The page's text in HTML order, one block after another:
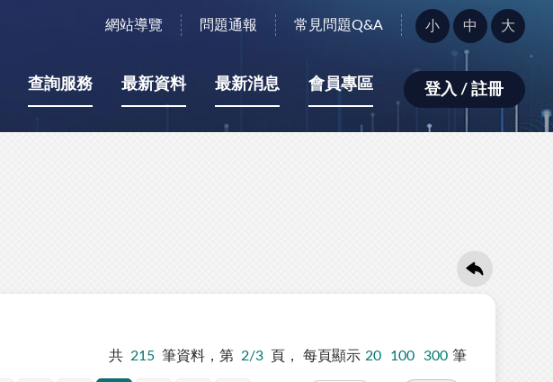
網站導覽 問題通報 常見問題Q&A
字
型
小：
小 中 大
查詢服務 最新資料 最新消息 會員專區 登入 / 註冊
共 215 筆資料，第 2/3 頁， 每頁顯示 20 100 300 筆